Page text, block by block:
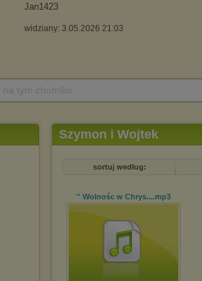
Jan1423
widziany: 3.05.2026 21:03
Szymon i Wojtek
sortuj według:
'' Wolnośc w Chrys....mp3